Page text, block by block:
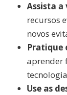
Assista
recursos
novos
Pratique
aprender
Use as